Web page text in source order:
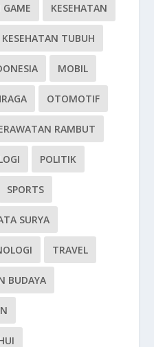
GAME KESEHATAN
KESEHATAN TUBUH
MOBIL
OTOMOTIF
RAMBUT
POLITIK
SPORTS
SURYA
TRAVEL
BUDAYA